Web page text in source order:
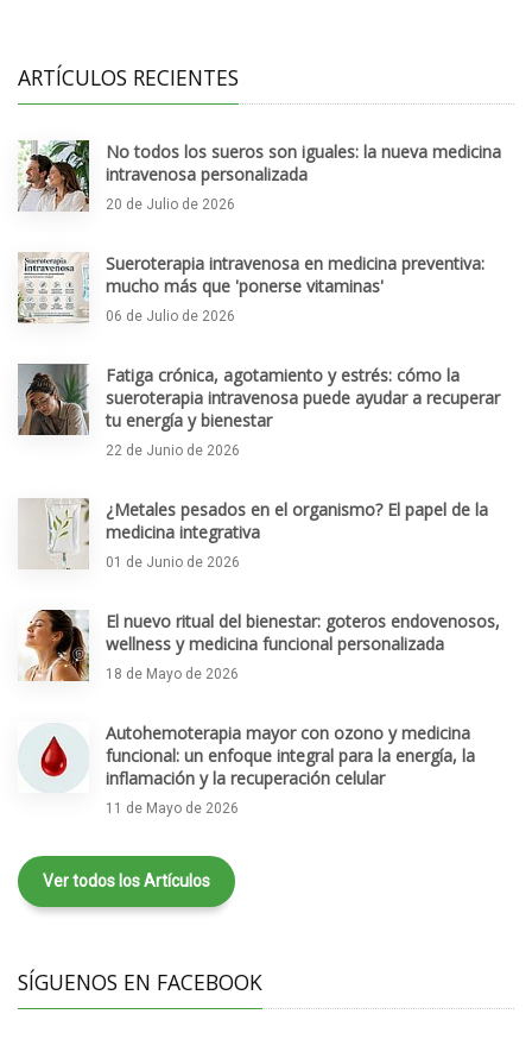
ARTÍCULOS RECIENTES
No todos los sueros son iguales: la nueva medicina
intravenosa personalizada
20 de Julio de 2026
Sueroterapia intravenosa en medicina preventiva:
mucho más que 'ponerse vitaminas'
06 de Julio de 2026
Fatiga crónica, agotamiento y estrés: cómo la
sueroterapia intravenosa puede ayudar a recuperar
tu energía y bienestar
22 de Junio de 2026
¿Metales pesados en el organismo? El papel de la
medicina integrativa
01 de Junio de 2026
El nuevo ritual del bienestar: goteros endovenosos,
wellness y medicina funcional personalizada
18 de Mayo de 2026
Autohemoterapia mayor con ozono y medicina
funcional: un enfoque integral para la energía, la
inflamación y la recuperación celular
11 de Mayo de 2026
Ver todos los Artículos
SÍGUENOS EN FACEBOOK